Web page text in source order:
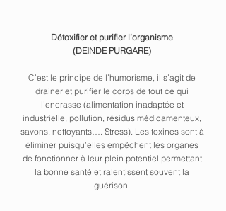
Détoxifier et purifier l’organisme
(DEINDE PURGARE)
C’est le principe de l’humorisme, il s’agit de
drainer et purifier le corps de tout ce qui
l’encrasse (alimentation inadaptée et
industrielle, pollution, résidus médicamenteux,
savons, nettoyants…. Stress). Les toxines sont à
éliminer puisqu’elles empêchent les organes
de fonctionner à leur plein potentiel permettant
la bonne santé et ralentissent souvent la
guérison.